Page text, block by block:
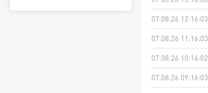
07.08.26 12:16:03
07.08.26 11:16:03
07.08.26 10:16:02
07.08.26 09:16:03